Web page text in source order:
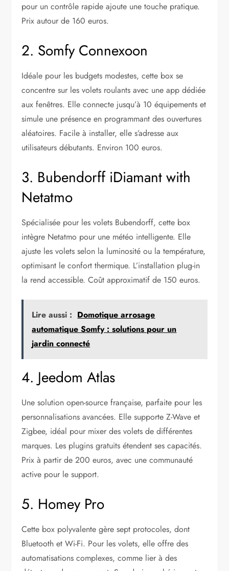
pour un contrôle rapide ajoute une touche pratique.
Prix autour de 160 euros.
2. Somfy Connexoon
Idéale pour les budgets modestes, cette box se
concentre sur les volets roulants avec une app dédiée
aux fenêtres. Elle connecte jusqu’à 10 équipements et
simule une présence en programmant des ouvertures
aléatoires. Facile à installer, elle s’adresse aux
utilisateurs débutants. Environ 100 euros.
3. Bubendorff iDiamant with
Netatmo
Spécialisée pour les volets Bubendorff, cette box
intègre Netatmo pour une météo intelligente. Elle
ajuste les volets selon la luminosité ou la température,
optimisant le confort thermique. L’installation plug-in
la rend accessible. Coût approximatif de 150 euros.
Lire aussi : Domotique arrosage
automatique Somfy : solutions pour un
jardin connecté
4. Jeedom Atlas
Une solution open-source française, parfaite pour les
personnalisations avancées. Elle supporte Z-Wave et
Zigbee, idéal pour mixer des volets de différentes
marques. Les plugins gratuits étendent ses capacités.
Prix à partir de 200 euros, avec une communauté
active pour le support.
5. Homey Pro
Cette box polyvalente gère sept protocoles, dont
Bluetooth et Wi-Fi. Pour les volets, elle offre des
automatisations complexes, comme lier à des